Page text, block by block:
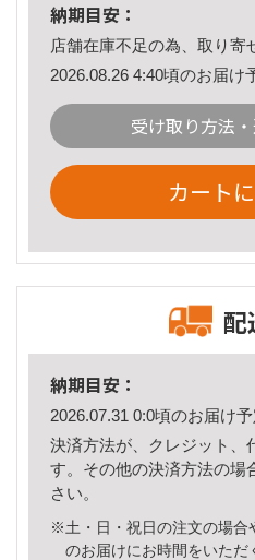
納期目安：
店舗在庫不足の為、取り寄
2026.08.26 4:40頃のお届け
受け取り方法
カート
配
納期目安：
2026.07.31 0:0頃のお届け予
決済方法が、クレジット、
す。その他の決済方法の場
さい。
※土・日・祝日の注文の場合
のお届けにお時間をいただ